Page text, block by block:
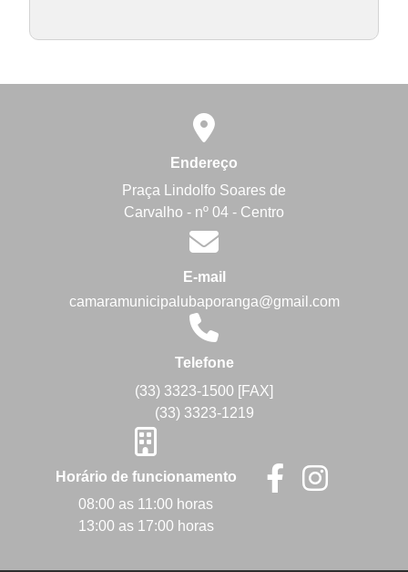
Endereço
Praça Lindolfo Soares de
Carvalho - nº 04 - Centro
E-mail
camaramunicipalubaporanga@gmail.com
Telefone
(33) 3323-1500 [FAX]
(33) 3323-1219
Horário de funcionamento
08:00 as 11:00 horas
13:00 as 17:00 horas